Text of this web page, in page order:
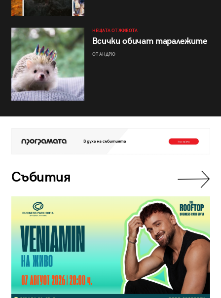
НЕЩАТА ОТ ЖИВОТА
Всички обичат таралежите
ОТ АНДРЮ
Събития